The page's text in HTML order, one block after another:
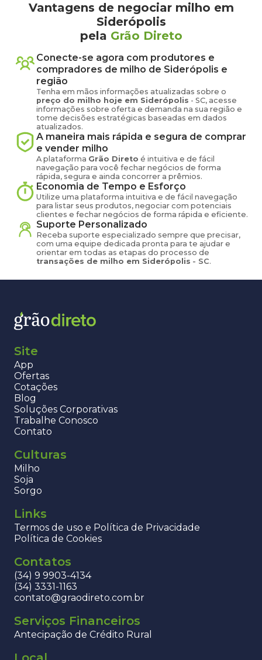
Vantagens de negociar milho em
Siderópolis
pela Grão Direto
Conecte-se agora com produtores e
compradores de milho de Siderópolis e
região
Tenha em mãos informações atualizadas sobre o
preço do milho hoje em Siderópolis - SC, acesse
informações sobre oferta e demanda na sua região e
tome decisões estratégicas baseadas em dados
atualizados.
A maneira mais rápida e segura de comprar
e vender milho
A plataforma Grão Direto é intuitiva e de fácil
navegação para você fechar negócios de forma
rápida, segura e ainda concorrer a prêmios.
Economia de Tempo e Esforço
Utilize uma plataforma intuitiva e de fácil navegação
para listar seus produtos, negociar com potenciais
clientes e fechar negócios de forma rápida e eficiente.
Suporte Personalizado
Receba suporte especializado sempre que precisar,
com uma equipe dedicada pronta para te ajudar e
orientar em todas as etapas do processo de
transações de milho em Siderópolis - SC.
Site
App
Ofertas
Cotações
Blog
Soluções Corporativas
Trabalhe Conosco
Contato
Culturas
Milho
Soja
Sorgo
Links
Termos de uso e Política de Privacidade
Política de Cookies
Contatos
(34) 9 9903-4134
(34) 3331-1163
contato@graodireto.com.br
Serviços Financeiros
Antecipação de Crédito Rural